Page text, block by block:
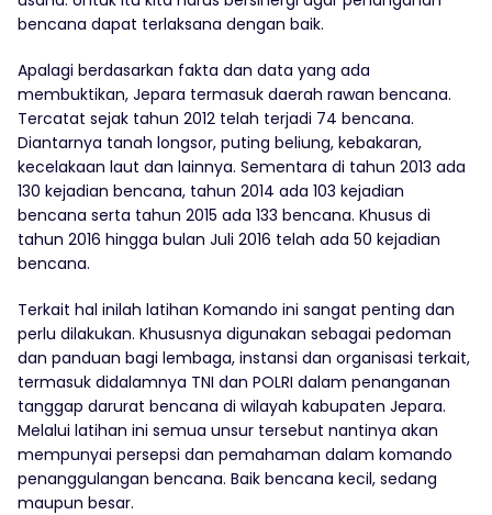
bencana dapat terlaksana dengan baik.
Apalagi berdasarkan fakta dan data yang ada
membuktikan, Jepara termasuk daerah rawan bencana.
Tercatat sejak tahun 2012 telah terjadi 74 bencana.
Diantarnya tanah longsor, puting beliung, kebakaran,
kecelakaan laut dan lainnya. Sementara di tahun 2013 ada
130 kejadian bencana, tahun 2014 ada 103 kejadian
bencana serta tahun 2015 ada 133 bencana. Khusus di
tahun 2016 hingga bulan Juli 2016 telah ada 50 kejadian
bencana.
Terkait hal inilah latihan Komando ini sangat penting dan
perlu dilakukan. Khususnya digunakan sebagai pedoman
dan panduan bagi lembaga, instansi dan organisasi terkait,
termasuk didalamnya TNI dan POLRI dalam penanganan
tanggap darurat bencana di wilayah kabupaten Jepara.
Melalui latihan ini semua unsur tersebut nantinya akan
mempunyai persepsi dan pemahaman dalam komando
penanggulangan bencana. Baik bencana kecil, sedang
maupun besar.